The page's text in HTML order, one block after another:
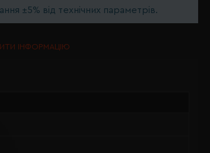
±5% від технічних параметрів.
ІНФОРМАЦІЮ